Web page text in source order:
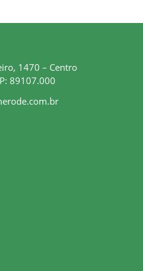
1470 – Centro
89107.000